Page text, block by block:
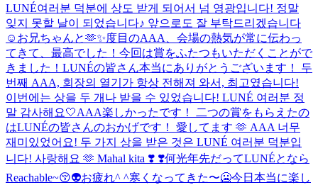
LUNÉ여러분 덕분에 상도 받게 되어서 넘 영광입니다! 정말
잊지 못할 날이 되었습니다♪ 앞으로도 잘 부탁드리겠습니다
☺️ お兄ちゃんと🫶✨度目のAAA、会場の熱気が常に伝わっ
てきて、最高でした！今回は賞をふたつもいただくことがで
きました！LUNÉの皆さん本当にありがとうございます！ 두
번째 AAA, 회장의 열기가 항상 전해져 와서, 최고였습니다!
이번에는 상을 두 개나 받을 수 있었습니다! LUNÉ 여러분 정
말 감사해요🤍AAA楽しかったです！ 二つの賞をもらえたの
はLUNÉの皆さんのおかげです！ 愛してます 🫶 AAA 너무
재미있었어요! 두 가지 상을 받은 것은 LUNÉ 여러분 덕분입
니다! 사랑해요 🫶 Mahal kita ❣️ ❣️何光年先だってLUNÉとなら
Reachable~😚👽お疲れ^ ^寒くなってきた〜🥶今日本当に楽し